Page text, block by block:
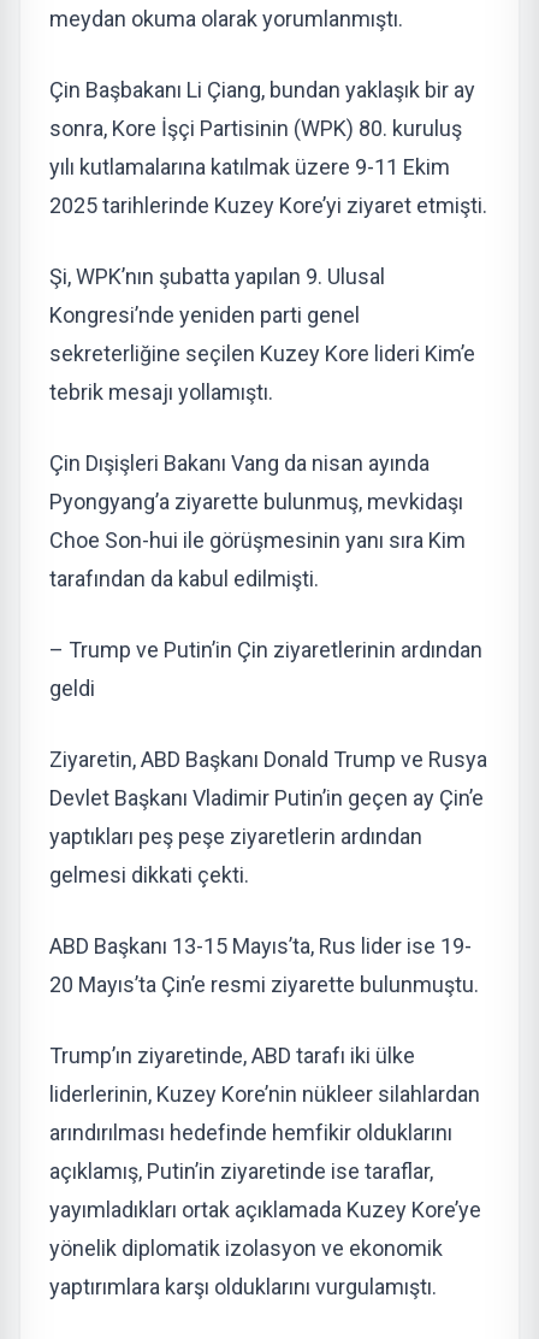
meydan okuma olarak yorumlanmıştı.
Çin Başbakanı Li Çiang, bundan yaklaşık bir ay
sonra, Kore İşçi Partisinin (WPK) 80. kuruluş
yılı kutlamalarına katılmak üzere 9-11 Ekim
2025 tarihlerinde Kuzey Kore’yi ziyaret etmişti.
Şi, WPK’nın şubatta yapılan 9. Ulusal
Kongresi’nde yeniden parti genel
sekreterliğine seçilen Kuzey Kore lideri Kim’e
tebrik mesajı yollamıştı.
Çin Dışişleri Bakanı Vang da nisan ayında
Pyongyang’a ziyarette bulunmuş, mevkidaşı
Choe Son-hui ile görüşmesinin yanı sıra Kim
tarafından da kabul edilmişti.
– Trump ve Putin’in Çin ziyaretlerinin ardından
geldi
Ziyaretin, ABD Başkanı Donald Trump ve Rusya
Devlet Başkanı Vladimir Putin’in geçen ay Çin’e
yaptıkları peş peşe ziyaretlerin ardından
gelmesi dikkati çekti.
ABD Başkanı 13-15 Mayıs’ta, Rus lider ise 19-
20 Mayıs’ta Çin’e resmi ziyarette bulunmuştu.
Trump’ın ziyaretinde, ABD tarafı iki ülke
liderlerinin, Kuzey Kore’nin nükleer silahlardan
arındırılması hedefinde hemfikir olduklarını
açıklamış, Putin’in ziyaretinde ise taraflar,
yayımladıkları ortak açıklamada Kuzey Kore’ye
yönelik diplomatik izolasyon ve ekonomik
yaptırımlara karşı olduklarını vurgulamıştı.